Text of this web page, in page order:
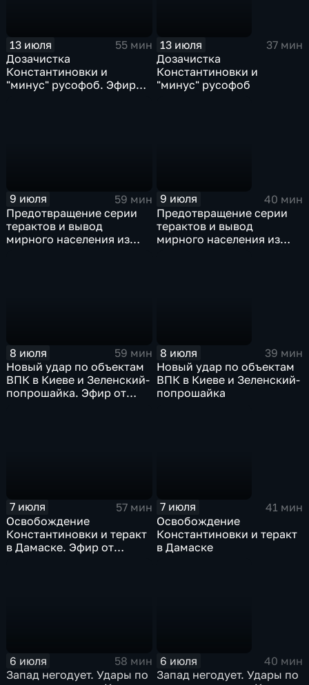
13 июля
55 мин
Дозачистка
Константиновки и
"минус" русофоб. Эфир
13 июля
37 мин
Дозачистка
Константиновки и
"минус" русофоб
9 июля
59 мин
Предотвращение серии
терактов и вывод
мирного населения из
9 июля
40 мин
Предотвращение серии
терактов и вывод
мирного населения из
8 июля
59 мин
Новый удар по объектам
ВПК в Киеве и Зеленский-
попрошайка. Эфир от
8 июля
39 мин
Новый удар по объектам
ВПК в Киеве и Зеленский-
попрошайка
7 июля
57 мин
Освобождение
Константиновки и теракт
в Дамаске. Эфир от
7 июля
41 мин
Освобождение
Константиновки и теракт
в Дамаске
6 июля
58 мин
Запад негодует. Удары по
6 июля
40 мин
Запад негодует. Удары по